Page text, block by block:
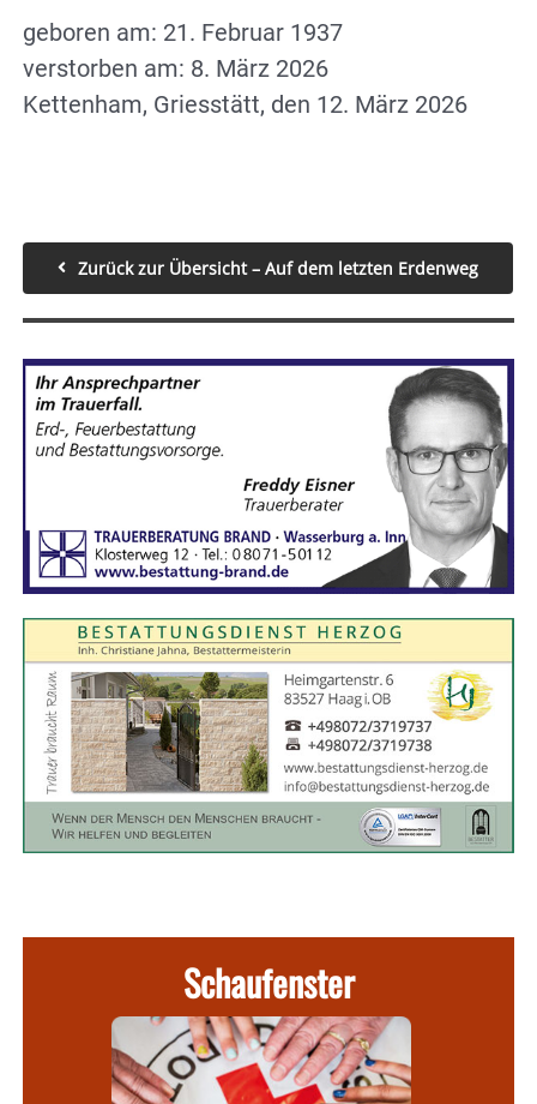
geboren am: 21. Februar 1937
verstorben am: 8. März 2026
Kettenham, Griesstätt, den 12. März 2026
Zurück zur Übersicht – Auf dem letzten Erdenweg
Schaufenster